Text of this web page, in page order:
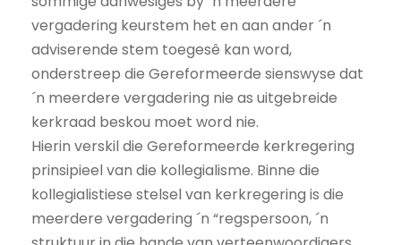
vergadering keurstem het en aan ander ´n
adviserende stem toegesê kan word,
onderstreep die Gereformeerde sienswyse dat
´n meerdere vergadering nie as uitgebreide
kerkraad beskou moet word nie.
Hierin verskil die Gereformeerde kerkregering
prinsipieel van die kollegialisme. Binne die
kollegialistiese stelsel van kerkregering is die
meerdere vergadering ´n “regspersoon, ´n